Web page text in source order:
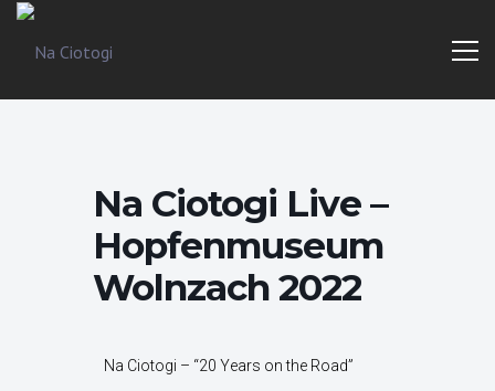
Na Ciotogi Live –
Hopfenmuseum
Wolnzach 2022
Na Ciotogi – “20 Years on the Road”